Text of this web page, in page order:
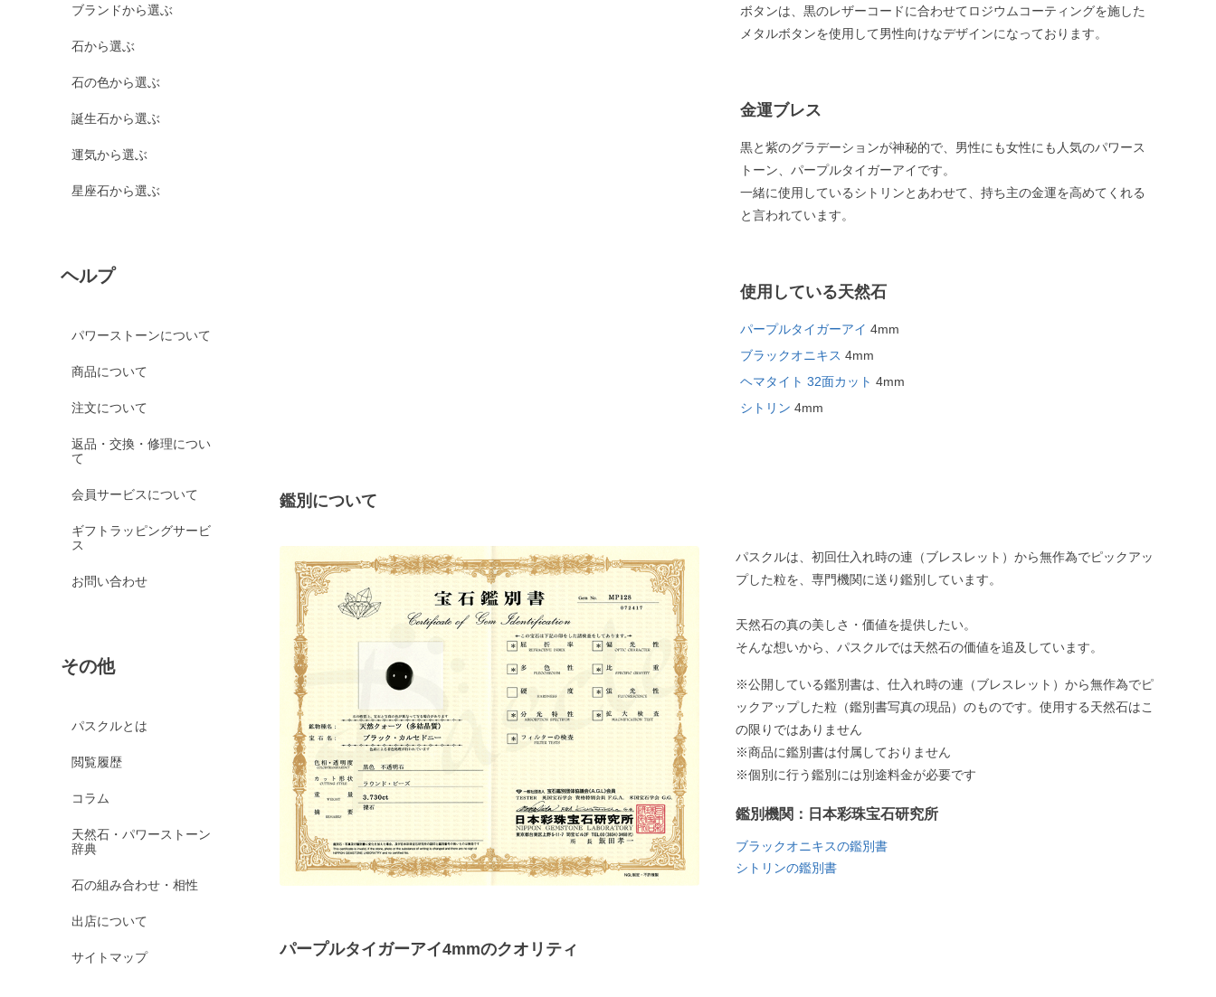
ブランドから選ぶ
石から選ぶ
石の色から選ぶ
誕生石から選ぶ
運気から選ぶ
星座石から選ぶ
ヘルプ
パワーストーンについて
商品について
注文について
返品・交換・修理につい
て
会員サービスについて
ギフトラッピングサービ
ス
お問い合わせ
その他
パスクルとは
閲覧履歴
コラム
天然石・パワーストーン
辞典
石の組み合わせ・相性
出店について
サイトマップ
ボタンは、黒のレザーコードに合わせてロジウムコーティングを施した
メタルボタンを使用して男性向けなデザインになっております。
金運ブレス
黒と紫のグラデーションが神秘的で、男性にも女性にも人気のパワース
トーン、パープルタイガーアイです。
一緒に使用しているシトリンとあわせて、持ち主の金運を高めてくれる
と言われています。
使用している天然石
パープルタイガーアイ 4mm
ブラックオニキス 4mm
ヘマタイト 32面カット 4mm
シトリン 4mm
鑑別について
パスクルは、初回仕入れ時の連（ブレスレット）から無作為でピックアッ
プした粒を、専門機関に送り鑑別しています。
天然石の真の美しさ・価値を提供したい。
そんな想いから、パスクルでは天然石の価値を追及しています。
※公開している鑑別書は、仕入れ時の連（ブレスレット）から無作為でピ
ックアップした粒（鑑別書写真の現品）のものです。使用する天然石はこ
の限りではありません
※商品に鑑別書は付属しておりません
※個別に行う鑑別には別途料金が必要です
鑑別機関：日本彩珠宝石研究所
ブラックオニキスの鑑別書
シトリンの鑑別書
パープルタイガーアイ4mmのクオリティ